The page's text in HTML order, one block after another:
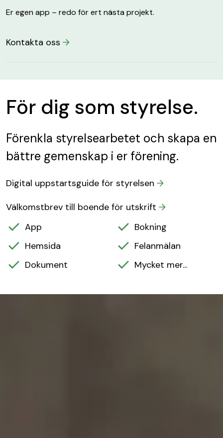
Er egen app – redo för ert nästa projekt.
Kontakta oss
För dig som styrelse.
Förenkla styrelsearbetet och skapa en
bättre gemenskap i er förening.
Digital uppstartsguide för styrelsen
Välkomstbrev till boende för utskrift
App
Hemsida
Dokument
Bokning
Felanmälan
Mycket mer...